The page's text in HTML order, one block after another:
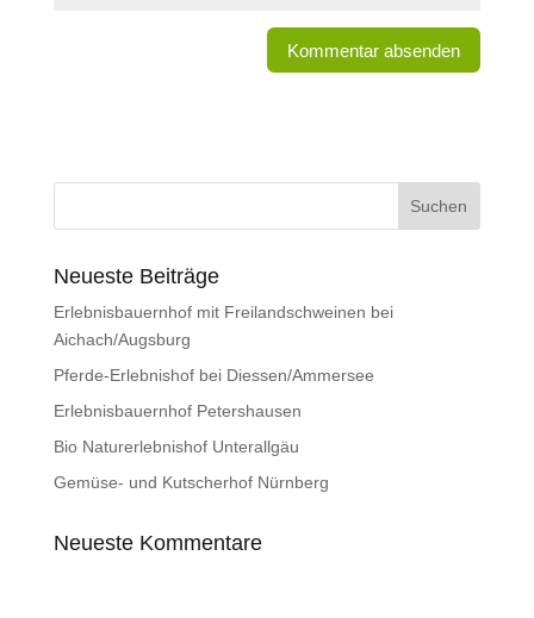
Neueste Beiträge
Erlebnisbauernhof mit Freilandschweinen bei
Aichach/Augsburg
Pferde-Erlebnishof bei Diessen/Ammersee
Erlebnisbauernhof Petershausen
Bio Naturerlebnishof Unterallgäu
Gemüse- und Kutscherhof Nürnberg
Neueste Kommentare